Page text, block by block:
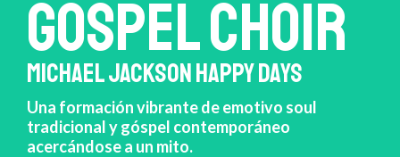
GOSPEL CHOIR
MICHAEL JACKSON HAPPY DAYS
Una formación vibrante de emotivo soul
tradicional y góspel contemporáneo
acercándose a un mito.